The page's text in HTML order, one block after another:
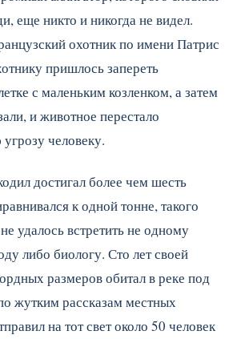
еще никто и никогда не видел.
охотник по имени Патрис
пришлось запереть
с маленьким козленком, а затем
и животное перестало
человеку.
достигал более чем шесть
к одной тонне, такого
удалось встретить не одному
либо биологу. Сто лет своей
размеров обитал в реке под
жутким рассказам местных
на тот свет около 50 человек